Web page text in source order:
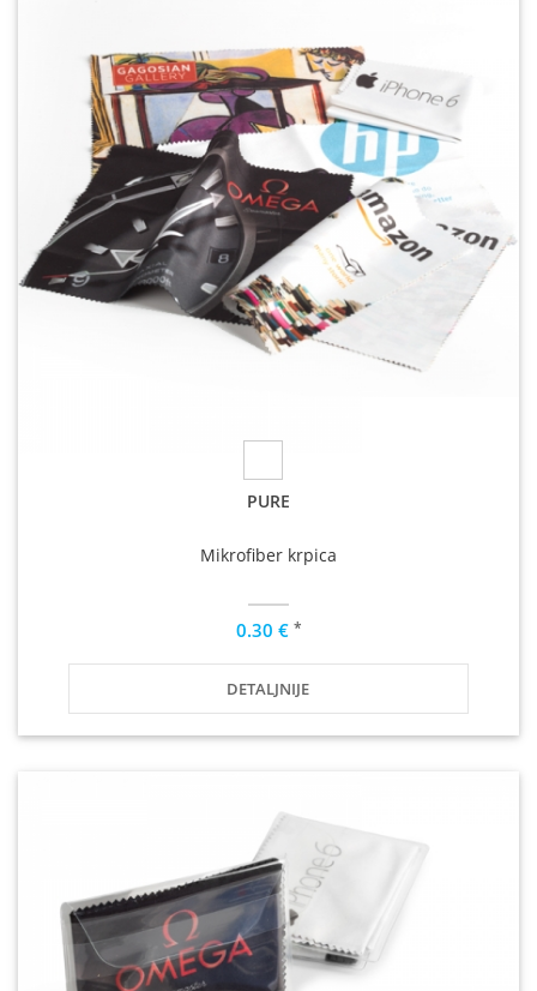
PURE
Mikrofiber krpica
0.30 € *
DETALJNIJE